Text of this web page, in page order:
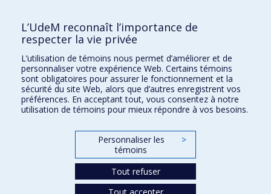
Kinésiologie et des sciences de l’activité physique
Orthophonie et audiologie
Réadaptation
Directions
DPC
CPASS
L’UdeM reconnaît l’importance de
respecter la vie privée
L’utilisation de témoins nous permet d’améliorer et de
personnaliser votre expérience Web. Certains témoins
sont obligatoires pour assurer le fonctionnement et la
sécurité du site Web, alors que d’autres enregistrent vos
préférences. En acceptant tout, vous consentez à notre
utilisation de témoins pour mieux répondre à vos besoins.
Personnaliser les
témoins
>
Tout refuser